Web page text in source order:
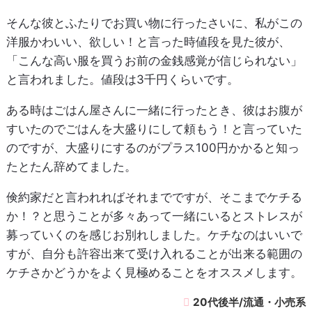
そんな彼とふたりでお買い物に行ったさいに、私がこの
洋服かわいい、欲しい！と言った時値段を見た彼が、
「こんな高い服を買うお前の金銭感覚が信じられない」
と言われました。値段は3千円くらいです。
ある時はごはん屋さんに一緒に行ったとき、彼はお腹が
すいたのでごはんを大盛りにして頼もう！と言っていた
のですが、大盛りにするのがプラス100円かかると知っ
たとたん辞めてました。
倹約家だと言われればそれまでですが、そこまでケチる
か！？と思うことが多々あって一緒にいるとストレスが
募っていくのを感じお別れしました。ケチなのはいいで
すが、自分も許容出来て受け入れることが出来る範囲の
ケチさかどうかをよく見極めることをオススメします。
20代後半/流通・小売系